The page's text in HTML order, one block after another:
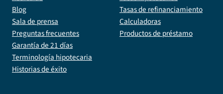
Blog
Sala de prensa
Preguntas frecuentes
Garantía de 21 días
Terminología hipotecaria
Historias de éxito
Tasas de refinanciamiento
Calculadoras
Productos de préstamo